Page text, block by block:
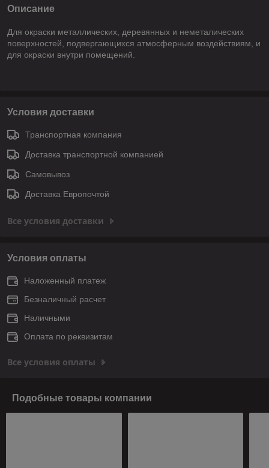
Описание
Для окраски металлических, деревянных и неметалических
поверхностей, подвергающихся атмосферным воздействиям, и
для окраски внутри помещений.
Условия доставки
Транспортная компания
Доставка транспортной компанией
Самовывоз
Доставка Европочтой
Все условия доставки
Условия оплаты
Наложенный платеж
Безналичный расчет
Наличными
Оплата по реквизитам
Все условия оплаты
Подобные товары компании